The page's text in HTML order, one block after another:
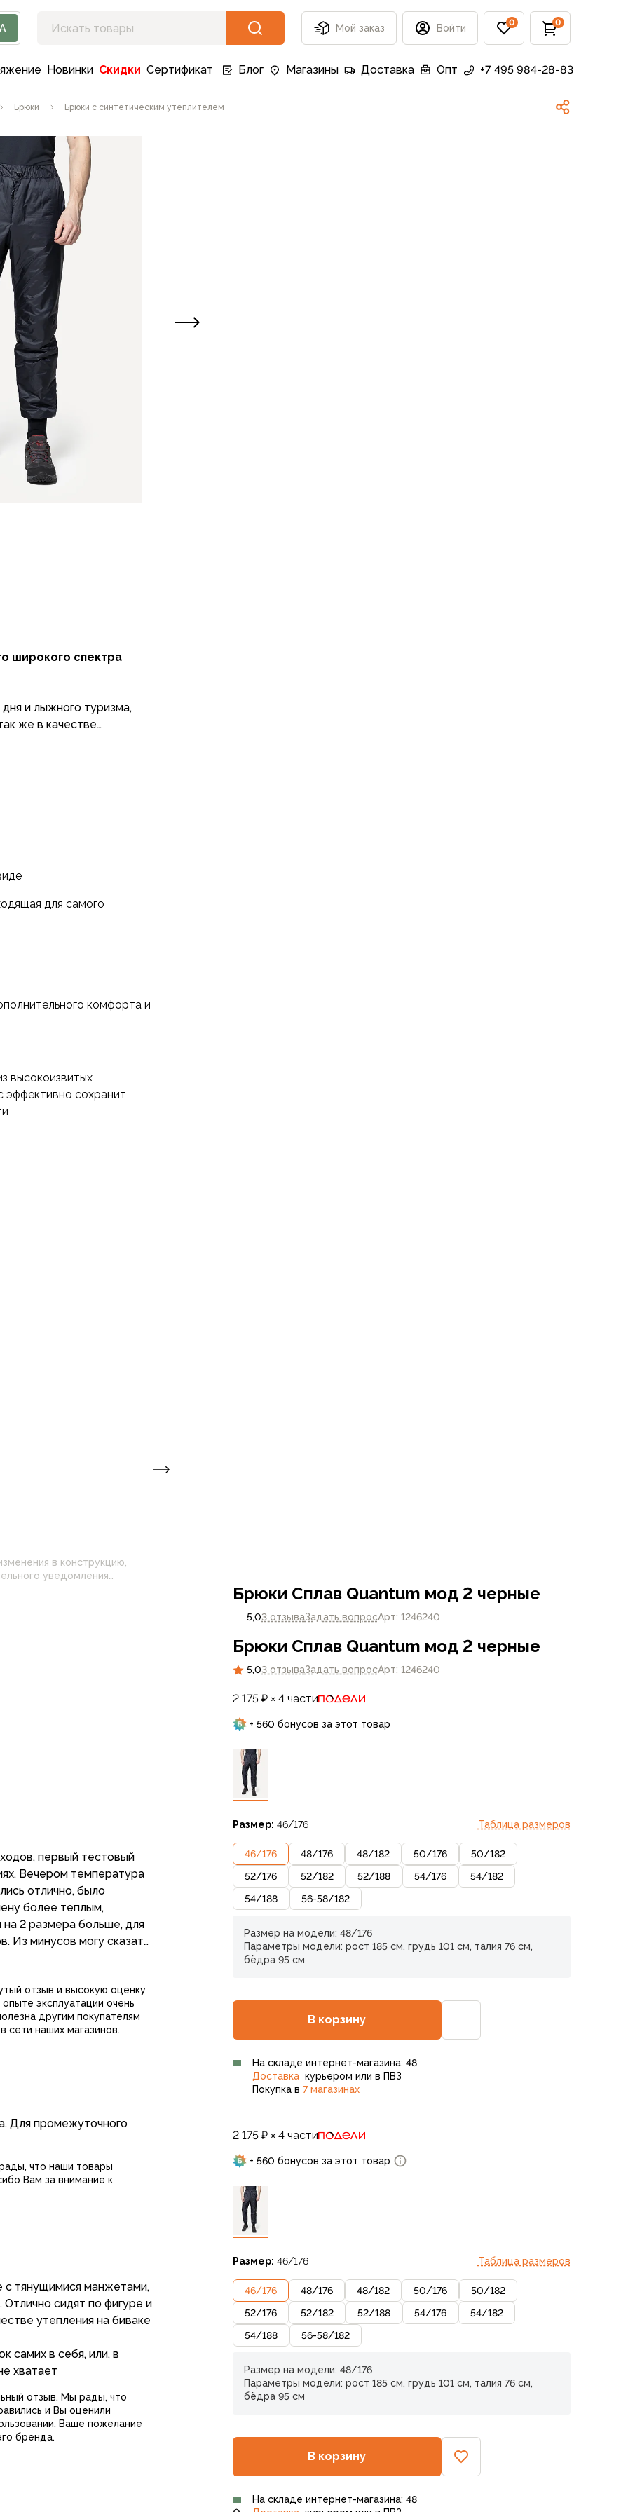
Мой заказ Войти 0 0
Новинки Скидки Сертификат Блог Магазины Доставка Опт +7 495 984-28-83
Брюки Брюки с синтетическим утеплителем
широкого спектра
и лыжного туризма,
же в качестве
комфортную
регулируется
делают более
обувью, а также
утепляющего слоя
виде позволит
для бивуака или
Слайтекс
и не боится влаги,
вы наденете их на
при активном движении.
для самого
комфорта и
высокоизвитых
эффективно сохранит
в конструкцию,
первый тестовый
Вечером температура
отлично, было
более теплым,
2 размера больше, для
Из минусов могу сказать
и объём были бы
отзыв и высокую оценку
эксплуатации очень
другим покупателям
сети наших магазинов.
Для промежуточного
что наши товары
Вам за внимание к
тянущимися манжетами,
сидят по фигуре и
утепления на биваке
самих в себя, или, в
хватает
отзыв. Мы рады, что
и Вы оценили
Ваше пожелание
бренда.
2 175 ₽ × 4 части
+ 560 бонусов за этот товар
Брюки Сплав Quantum мод 2 черные
Размер: 46/176 Таблица размеров
46/176 48/176 48/182 50/176 50/182
52/176 52/182 52/188 54/176 54/182
54/188 56-58/182
Размер на модели: 48/176
Параметры модели: рост 185 см, грудь 101 см, талия 76 см,
бёдра 95 см
В корзину
5,03 отзываЗадать вопросАрт: 1246240
На складе интернет-магазина: 48
Доставкакурьером или в ПВЗ
Покупка в 7 магазинах
2 175 ₽ × 4 части
+ 560 бонусов за этот товар
Брюки Сплав Quantum мод 2 черные
Размер: 46/176 Таблица размеров
46/176 48/176 48/182 50/176 50/182
52/176 52/182 52/188 54/176 54/182
54/188 56-58/182
Размер на модели: 48/176
Параметры модели: рост 185 см, грудь 101 см, талия 76 см,
бёдра 95 см
В корзину
5,03 отзываЗадать вопросАрт: 1246240
На складе интернет-магазина: 48